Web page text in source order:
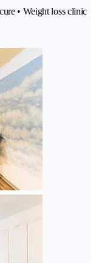
• Weight loss clinic